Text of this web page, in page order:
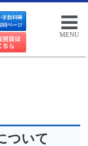
MENU
ついて